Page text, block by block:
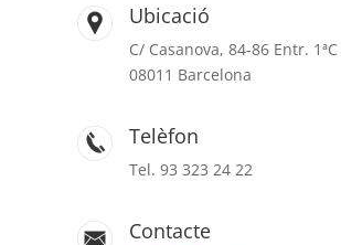
Ubicació
C/ Casanova, 84-86 Entr. 1ªC
08011 Barcelona
Telèfon
Tel. 93 323 24 22
Contacte